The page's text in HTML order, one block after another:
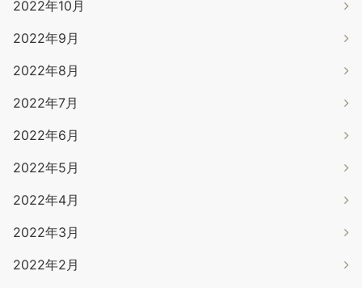
2022年10月
2022年9月
2022年8月
2022年7月
2022年6月
2022年5月
2022年4月
2022年3月
2022年2月